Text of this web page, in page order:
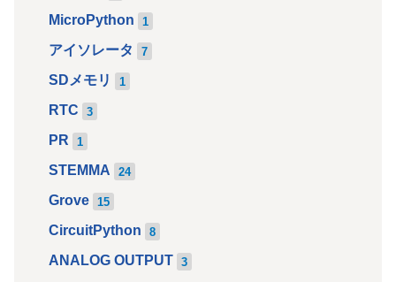
MicroPython 1
アイソレータ 7
SDメモリ 1
RTC 3
PR 1
STEMMA 24
Grove 15
CircuitPython 8
ANALOG OUTPUT 3